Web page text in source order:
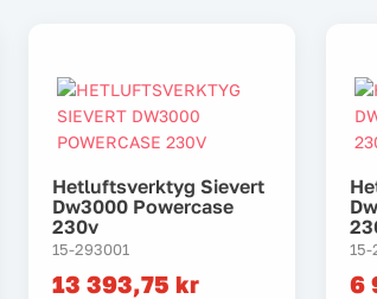
Hetluftsverktyg Sievert
Dw3000 Powercase
230v
15-293001
13 393,75 kr
15-
6